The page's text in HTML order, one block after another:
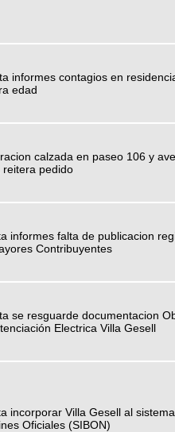
informes contagios en
edad
calzada en paseo 106 y
reitera pedido
informes falta de publicacion
Contribuyentes
se resguarde documentacion
Electrica Villa Gesell
incorporar Villa Gesell al
Oficiales (SIBON)